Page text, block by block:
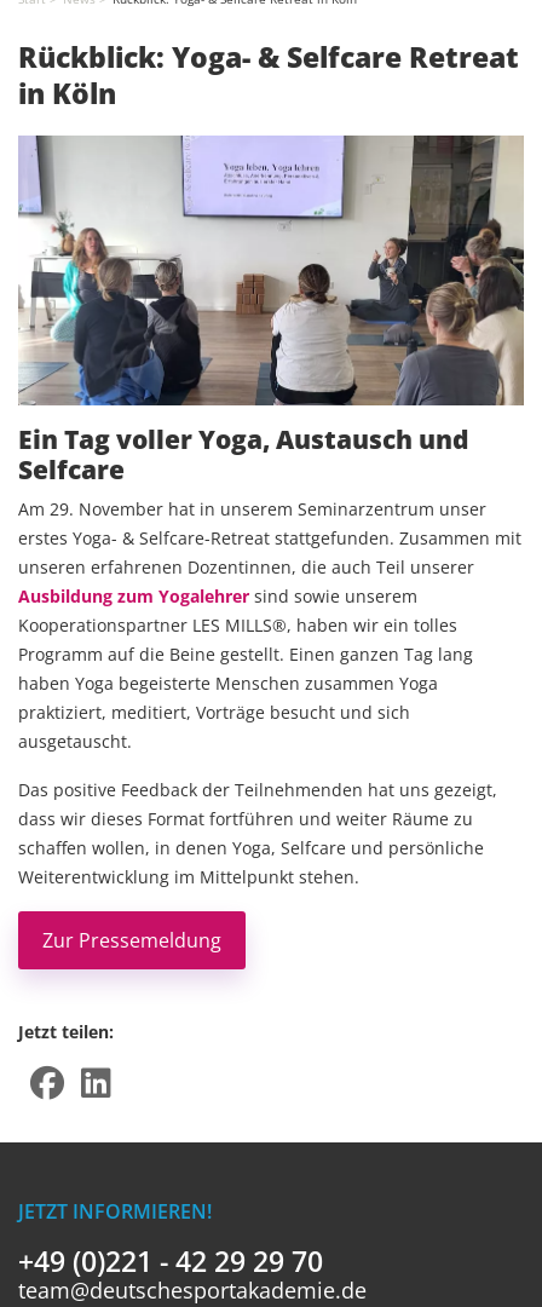
Rückblick: Yoga- & Selfcare Retreat
in Köln
Ein Tag voller Yoga, Austausch und
Selfcare
Am 29. November hat in unserem Seminarzentrum unser
erstes Yoga- & Selfcare-Retreat stattgefunden. Zusammen mit
unseren erfahrenen Dozentinnen, die auch Teil unserer
Ausbildung zum Yogalehrer sind sowie unserem
Kooperationspartner LES MILLS®, haben wir ein tolles
Programm auf die Beine gestellt. Einen ganzen Tag lang
haben Yoga begeisterte Menschen zusammen Yoga
praktiziert, meditiert, Vorträge besucht und sich
ausgetauscht.
Das positive Feedback der Teilnehmenden hat uns gezeigt,
dass wir dieses Format fortführen und weiter Räume zu
schaffen wollen, in denen Yoga, Selfcare und persönliche
Weiterentwicklung im Mittelpunkt stehen.
Zur Pressemeldung
Jetzt teilen:
JETZT INFORMIEREN!
+49 (0)221 - 42 29 29 70
team@deutschesportakademie.de